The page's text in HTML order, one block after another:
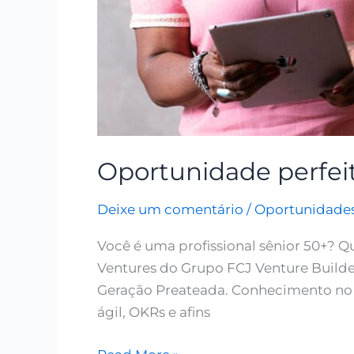
Oportunidade
Deixe um comentário /
Você é uma profissional sênior 50+?
Ventures do Grupo FCJ Venture
Geração Preateada. Conhecimento
ágil, OKRs e afins